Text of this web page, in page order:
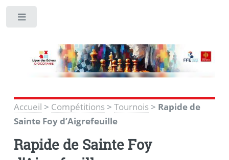
Accueil > Compétitions> Tournois> Rapide de
Sainte Foy d’Aigrefeuille
Rapide de Sainte Foy